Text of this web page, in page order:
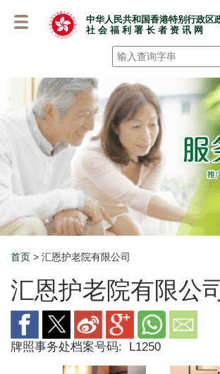
中华人民共和国香港特别行政区
社 会 福 利 署 长 者 资 讯 网
搜寻 *
Breadcrumb
首页 > 汇恩护老院有限公司
汇恩护老院有限公司
牌照事务处档案号码: L1250